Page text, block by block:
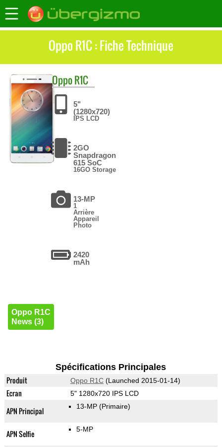
Oppo R1C : Fiche Technique
OppoR1C
5"
(1280x720)
IPS LCD
2GO
Snapdragon
615 SoC
16GO Storage
13-MP
1
Arrière
Appareil
Photo
2420
mAh
Oppo R1C
News (3)
Spécifications Principales
Produit Oppo R1C(Launched 2015-01-14)
Ecran 5" 1280x720 IPS LCD
APN Principal 13-MP (Primaire)
APN Selfie 5-MP